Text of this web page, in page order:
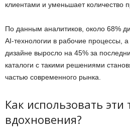
клиентами и уменьшает количество
По данным аналитиков, около 68%
AI-технологии в рабочие процессы,
дизайне выросло на 45% за
каталоги с такими решениями
частью современного рынка.
Как использовать эти
вдохновения?